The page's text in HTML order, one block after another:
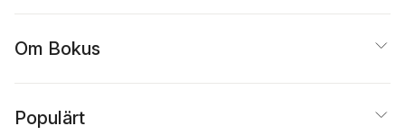
Om Bokus
Populärt